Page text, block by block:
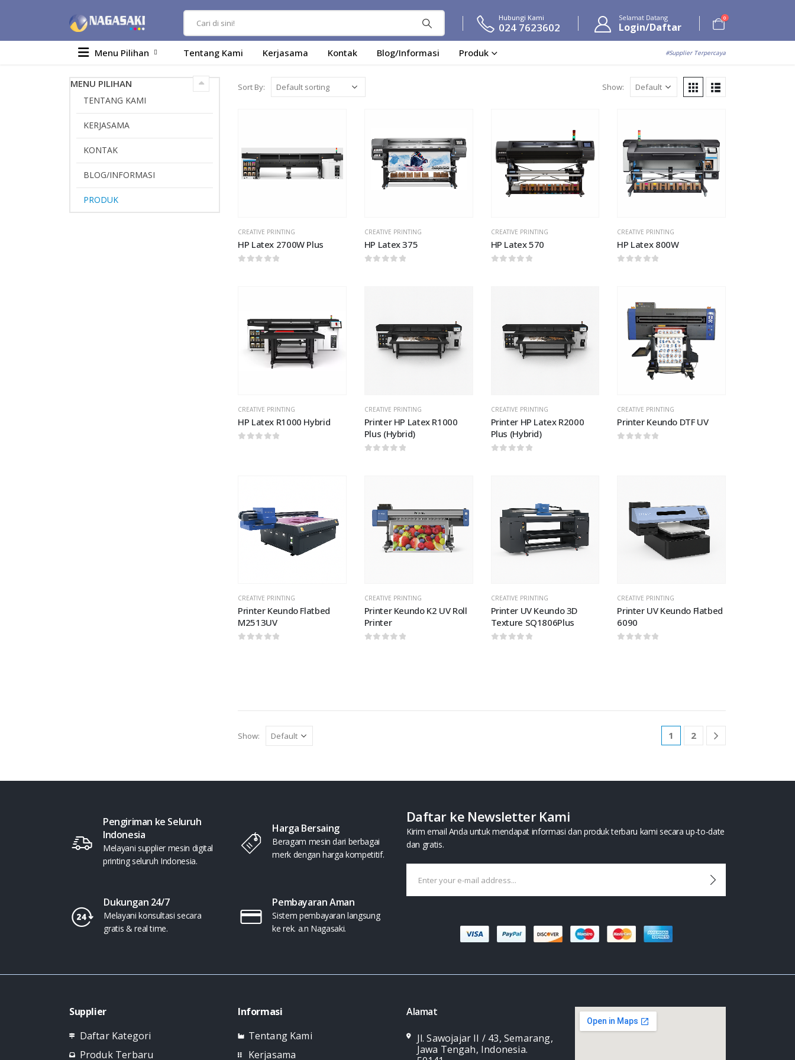
Hubungi Kami
024 7623602
Selamat Datang
Login/Daftar
0
Menu Pilihan Tentang Kami Kerjasama Kontak Blog/Informasi Produk #Supplier Terpercaya
Sort By: Show:
Add to
wishlist
CREATIVE PRINTING
HP Latex 2700W Plus
Add to
wishlist
CREATIVE PRINTING
HP Latex 375
Add to
wishlist
CREATIVE PRINTING
HP Latex 570
Add to
wishlist
CREATIVE PRINTING
HP Latex 800W
Add to
wishlist
CREATIVE PRINTING
HP Latex R1000 Hybrid
Add to
wishlist
CREATIVE PRINTING
Printer HP Latex R1000
Plus (Hybrid)
Add to
wishlist
CREATIVE PRINTING
Printer HP Latex R2000
Plus (Hybrid)
Add to
wishlist
CREATIVE PRINTING
Printer Keundo DTF UV
Add to
wishlist
CREATIVE PRINTING
Printer Keundo Flatbed
M2513UV
Add to
wishlist
CREATIVE PRINTING
Printer Keundo K2 UV Roll
Printer
Add to
wishlist
CREATIVE PRINTING
Printer UV Keundo 3D
Texture SQ1806Plus
Add to
wishlist
CREATIVE PRINTING
Printer UV Keundo Flatbed
6090
Show: 1 2
MENU PILIHAN
TENTANG KAMI
KERJASAMA
KONTAK
BLOG/INFORMASI
PRODUK
Pengiriman ke Seluruh
Indonesia
Melayani supplier mesin digital
printing seluruh Indonesia.
Harga Bersaing
Beragam mesin dari berbagai
merk dengan harga kompetitif.
Dukungan 24/7
Melayani konsultasi secara
gratis & real time.
Pembayaran Aman
Sistem pembayaran langsung
ke rek. a.n Nagasaki.
Daftar ke Newsletter Kami
Kirim email Anda untuk mendapat informasi dan produk terbaru kami secara up-to-date
dan gratis.
Supplier
Daftar Kategori
Produk Terbaru
Informasi
Tentang Kami
Kerjasama
Alamat
Jl. Sawojajar II / 43, Semarang,
Jawa Tengah, Indonesia.